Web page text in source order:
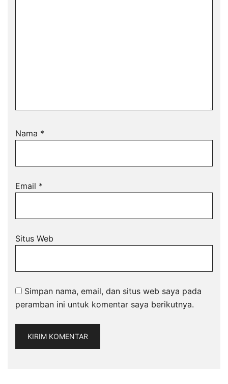
Nama *
Email *
Situs Web
Simpan nama, email, dan situs web saya pada
peramban ini untuk komentar saya berikutnya.